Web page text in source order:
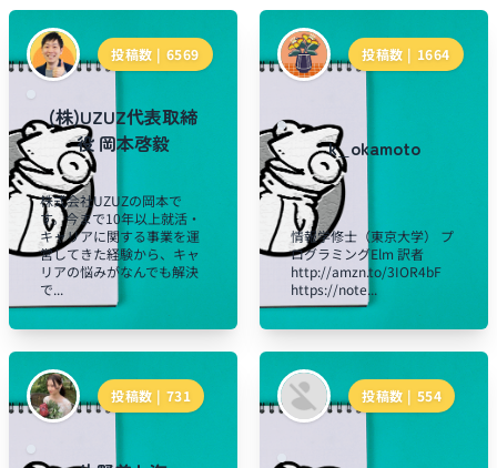
投稿数 | 6569
(株)UZUZ代表取締
役 岡本啓毅
株式会社UZUZの岡本で
す。今まで10年以上就活・
キャリアに関する事業を運
営してきた経験から、キャ
リアの悩みがなんでも解決
で...
投稿数 | 1664
k_okamoto
情報学修士（東京大学） プ
ログラミングElm 訳者
http://amzn.to/3IOR4bF
https://note...
投稿数 | 731 投稿数 | 554